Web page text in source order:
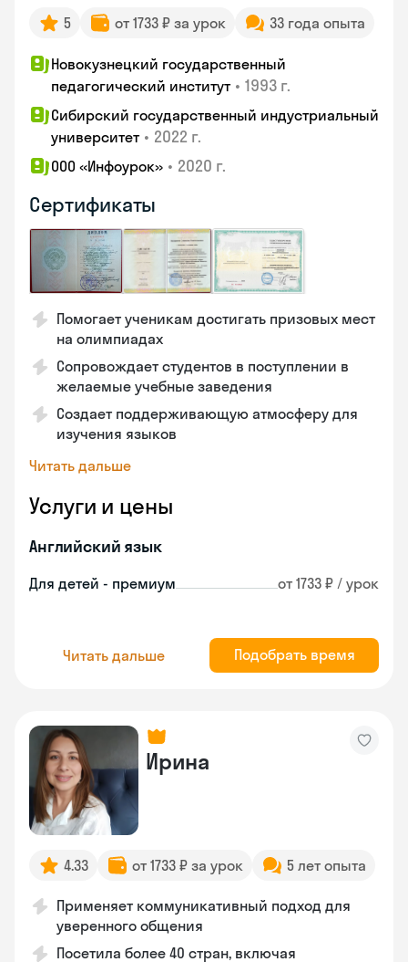
5 от 1733 ₽ за урок 33 года опыта
Новокузнецкий государственный
педагогический институт • 1993 г.
Сибирский государственный индустриальный
университет • 2022 г.
ООО «Инфоурок» • 2020 г.
Сертификаты
Помогает ученикам достигать призовых мест
на олимпиадах
Сопровождает студентов в поступлении в
желаемые учебные заведения
Создает поддерживающую атмосферу для
изучения языков
Читать дальше
Услуги и цены
Английский язык
Для детей - премиум от 1733 ₽ / урок
Читать дальше Подобрать время
Ирина
4.33 от 1733 ₽ за урок 5 лет опыта
Применяет коммуникативный подход для
уверенного общения
Посетила более 40 стран, включая